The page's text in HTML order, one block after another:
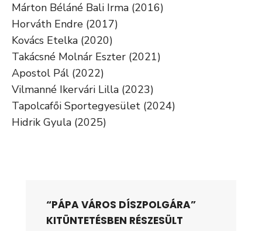
Márton Béláné Bali Irma (2016)
Horváth Endre (2017)
Kovács Etelka (2020)
Takácsné Molnár Eszter (2021)
Apostol Pál (2022)
Vilmanné Ikervári Lilla (2023)
Tapolcafői Sportegyesület (2024)
Hidrik Gyula (2025)
“PÁPA VÁROS DÍSZPOLGÁRA”
KITÜNTETÉSBEN RÉSZESÜLT